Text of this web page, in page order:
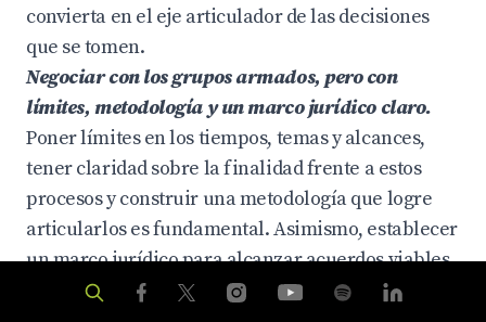
convierta en el eje articulador de las decisiones
que se tomen.
Negociar con los grupos armados, pero con
límites, metodología y un marco jurídico claro.
Poner límites en los tiempos, temas y alcances,
tener claridad sobre la finalidad frente a estos
procesos y construir una metodología que logre
articularlos es fundamental. Asimismo, establecer
un marco jurídico para alcanzar acuerdos viables.
Quitar el foco de las negociaciones con los grupos